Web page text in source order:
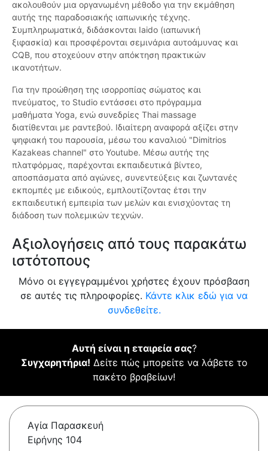
ακολουθούν μια οργανωμένη μέθοδο για την εκμάθηση
αυτής της παραδοσιακής ιαπωνικής τέχνης.
Συμπληρωματικά, διδάσκονται Iaido (ιαπωνική
ξιφασκία) και προσφέρονται σεμινάρια αυτοάμυνας και
CQB, που στοχεύουν στην απόκτηση πρακτικών
ικανοτήτων.
Για την προώθηση της ισορροπίας σώματος και
πνεύματος, το Studio εντάσσει στο πρόγραμμα
μαθήματα Yoga, ενώ συνεδρίες Thai massage
διατίθενται με ραντεβού. Ιδιαίτερη αναφορά αξίζει στην
ψηφιακή του παρουσία, μέσω του καναλιού "Dimitrios
Kazakeas channel" στο Youtube. Μέσω αυτής της
πλατφόρμας, παρέχονται εκπαιδευτικά βίντεο,
αποσπάσματα από αγώνες, συνεντεύξεις και ζωντανές
εκπομπές με ειδικούς, εμπλουτίζοντας έτσι την
εκπαιδευτική εμπειρία των μελών και ενισχύοντας τη
διάδοση των πολεμικών τεχνών.
Αξιολογήσεις από τους παρακάτω
ιστότοπους
Μόνο οι εγγεγραμμένοι χρήστες έχουν πρόσβαση
σε αυτές τις πληροφορίες. Κάντε κλικ εδώ για να
συνδεθείτε.
Αυτή είναι η εταιρεία σας?
Συγχαρητήρια! Δείτε πώς μπορείτε να λάβετε το
πακέτο βραβείων!
Αγία Παρασκευή
Ειρήνης 104